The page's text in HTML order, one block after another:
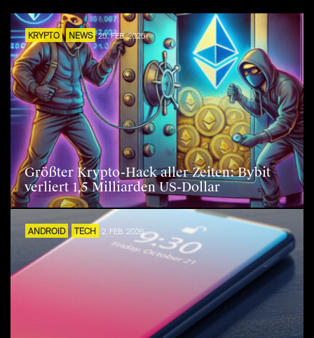
KRYPTO NEWS 25. FEB. 2025
Größter Krypto-Hack aller Zeiten: Bybit
verliert 1,5 Milliarden US-Dollar
ANDROID TECH 2. FEB. 2026